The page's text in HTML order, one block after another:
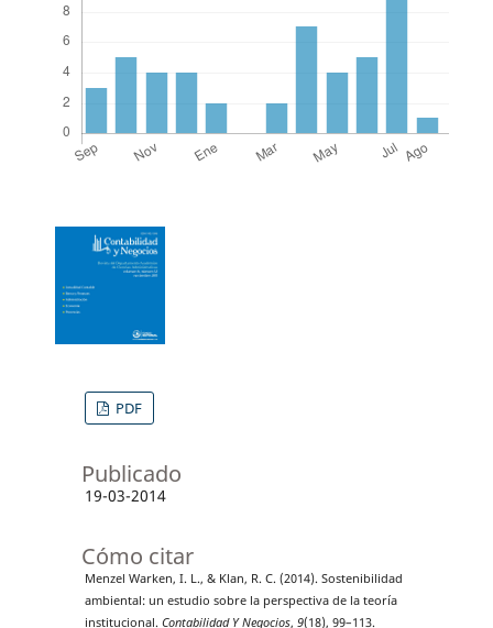
PDF
Publicado
19-03-2014
Cómo citar
Menzel Warken, I. L., & Klan, R. C. (2014). Sostenibilidad
ambiental: un estudio sobre la perspectiva de la teoría
institucional. Contabilidad Y Negocios, 9(18), 99–113.